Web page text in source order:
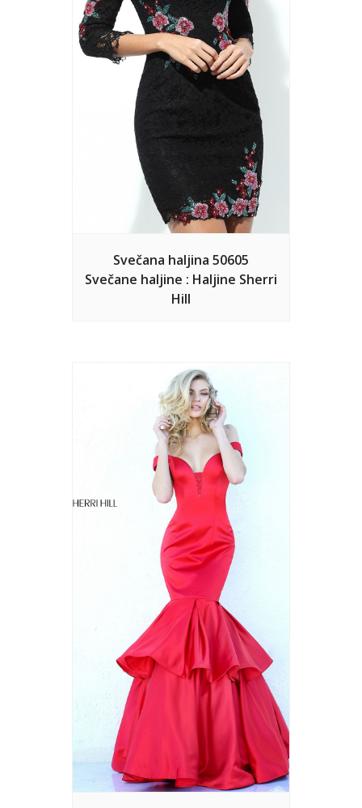
Svečana haljina 50605
Svečane haljine : Haljine Sherri
Hill